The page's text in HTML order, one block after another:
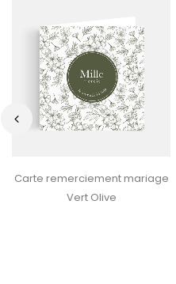
Carte remerciement mariage
Vert Olive